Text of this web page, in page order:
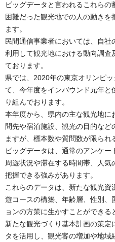
ビッグデータと言われるこれら
困難だった観光地での人の動きを
ます。
民間通信事業者においては、自
利用して観光地における動向調査
ております。
県では、2020年の東京オリンピ
て、今年度をインバウンド元年と
り組んでおります。
本年度から、県内の主な観光地
問先や宿泊施設、観光の目的など
ますが、標本数や質問数が限られ
ビッグデータは、通常のアンケ
周遊状況や滞在する時間帯、人
把握できる強みがあります。
これらのデータは、新たな観光
遊コースの構築、年齢層、性別、
ョンの方策に生かすことができる
新たな観光づくり基本計画の策
タを活用し、観光客の増加や地